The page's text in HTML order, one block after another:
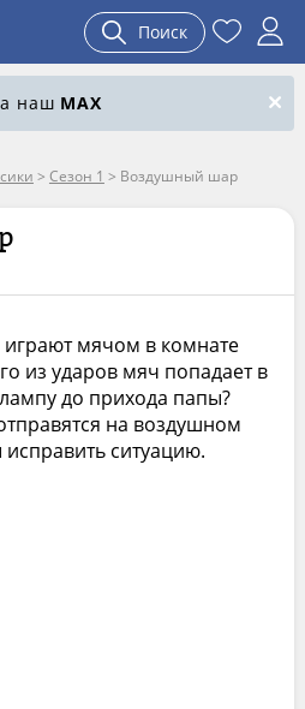
Поиск
наш MAX
> Сезон 1 > Воздушный шар
мячом в комнате
из ударов мяч попадает в
до прихода папы?
на воздушном
ситуацию.